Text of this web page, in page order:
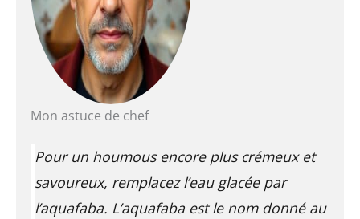
Mon astuce de chef
Pour un houmous encore plus crémeux et
savoureux, remplacez l’eau glacée par
l’aquafaba. L’aquafabaest le nom donné au